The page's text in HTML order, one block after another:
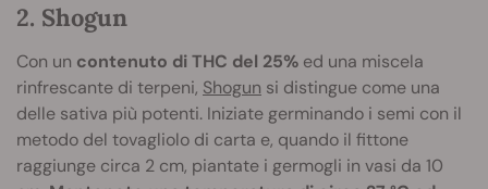
2. Shogun
Con un contenuto di THC del 25% ed una miscela
rinfrescante di terpeni, Shogun si distingue come una
delle sativa più potenti. Iniziate germinando i semi con il
metodo del tovagliolo di carta e, quando il fittone
raggiunge circa 2 cm, piantate i germogli in vasi da 10